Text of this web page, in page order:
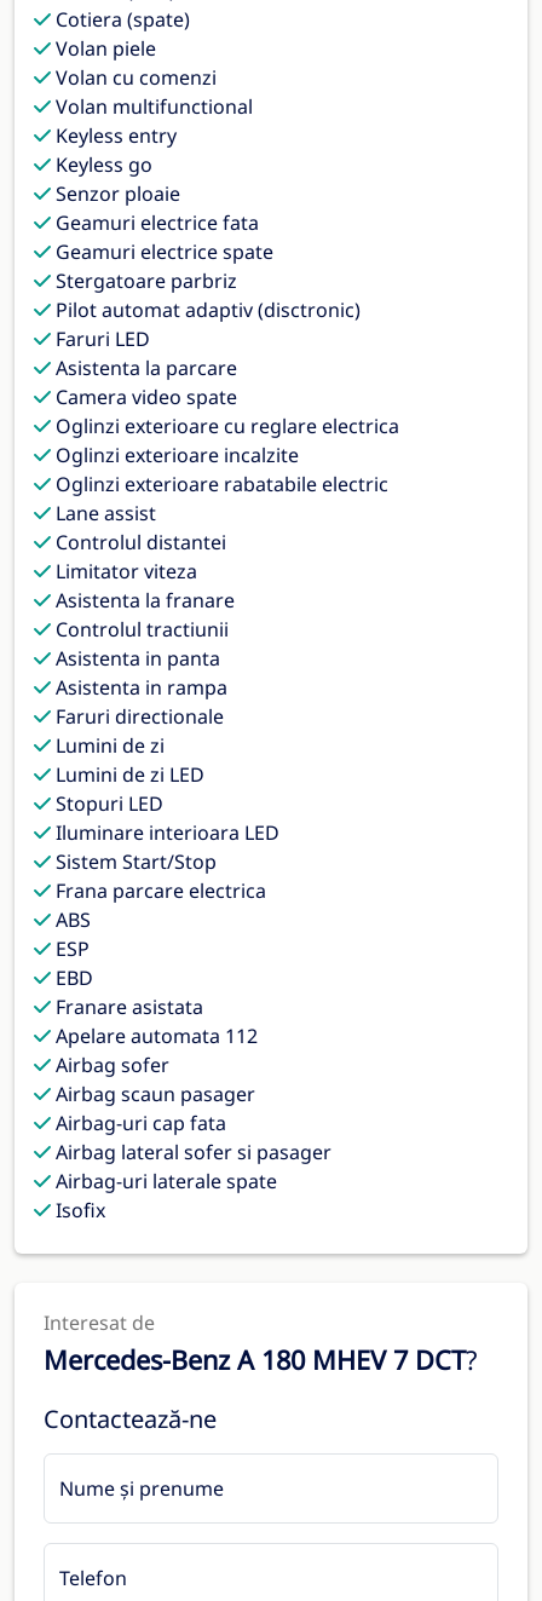
Cotiera (spate)
Volan piele
Volan cu comenzi
Volan multifunctional
Keyless entry
Keyless go
Senzor ploaie
Geamuri electrice fata
Geamuri electrice spate
Stergatoare parbriz
Pilot automat adaptiv (disctronic)
Faruri LED
Asistenta la parcare
Camera video spate
Oglinzi exterioare cu reglare electrica
Oglinzi exterioare incalzite
Oglinzi exterioare rabatabile electric
Lane assist
Controlul distantei
Limitator viteza
Asistenta la franare
Controlul tractiunii
Asistenta in panta
Asistenta in rampa
Faruri directionale
Lumini de zi
Lumini de zi LED
Stopuri LED
Iluminare interioara LED
Sistem Start/Stop
Frana parcare electrica
ABS
ESP
EBD
Franare asistata
Apelare automata 112
Airbag sofer
Airbag scaun pasager
Airbag-uri cap fata
Airbag lateral sofer si pasager
Airbag-uri laterale spate
Isofix
Interesat de
Mercedes-Benz A 180 MHEV 7 DCT?
Contactează-ne
Nume și prenume
Telefon